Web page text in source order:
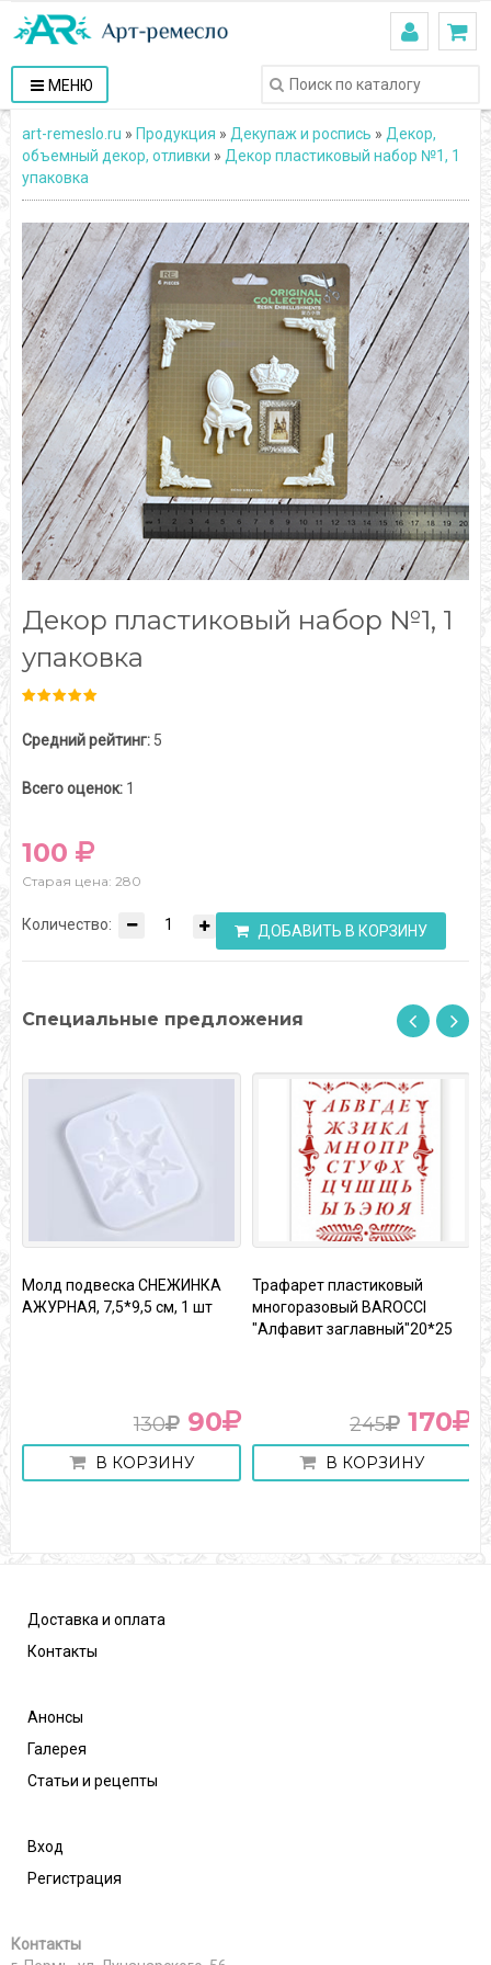
МЕНЮ
art-remeslo.ru » Продукция » Декупаж и роспись » Декор,
объемный декор, отливки » Декор пластиковый набор №1, 1
упаковка
Декор пластиковый набор №1, 1
упаковка
Средний рейтинг: 5
Всего оценок: 1
100
Старая цена: 280
Количество: ДОБАВИТЬ В КОРЗИНУ
Специальные предложения
1 шт
Трафарет пластиковый
многоразовый BAROCCI
"Алфавит заглавный"20*25
245 170
В КОРЗИНУ
Декупажная карта
"Крольчата" плотность
м2, формат А4, 1 шт
75
В КОРЗИНУ
Доставка и оплата
Контакты
Анонсы
Галерея
Статьи и рецепты
Вход
Регистрация
Контакты